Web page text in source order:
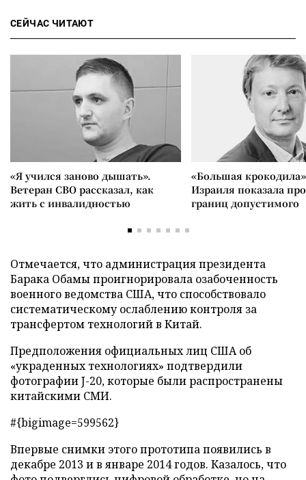
СЕЙЧАС ЧИТАЮТ
«Я учился заново дышать».
Ветеран СВО рассказал, как
жить с инвалидностью
«Большая
Израиля показала
границ допустимого
Отмечается, что администрация президента
Барака Обамы проигнорировала озабоченность
военного ведомства США, что способствовало
систематическому ослаблению контроля за
трансфертом технологий в Китай.
Предположения официальных лиц США об
«украденных технологиях» подтвердили
фотографии J-20, которые были распространены
китайскими СМИ.
#{bigimage=599562}
Впервые снимки этого прототипа появились в
декабре 2013 и в январе 2014 годов. Казалось, что